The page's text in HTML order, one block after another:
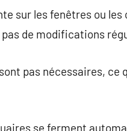
sur les fenêtres ou les
de modifications
pas nécessaires,
se ferment